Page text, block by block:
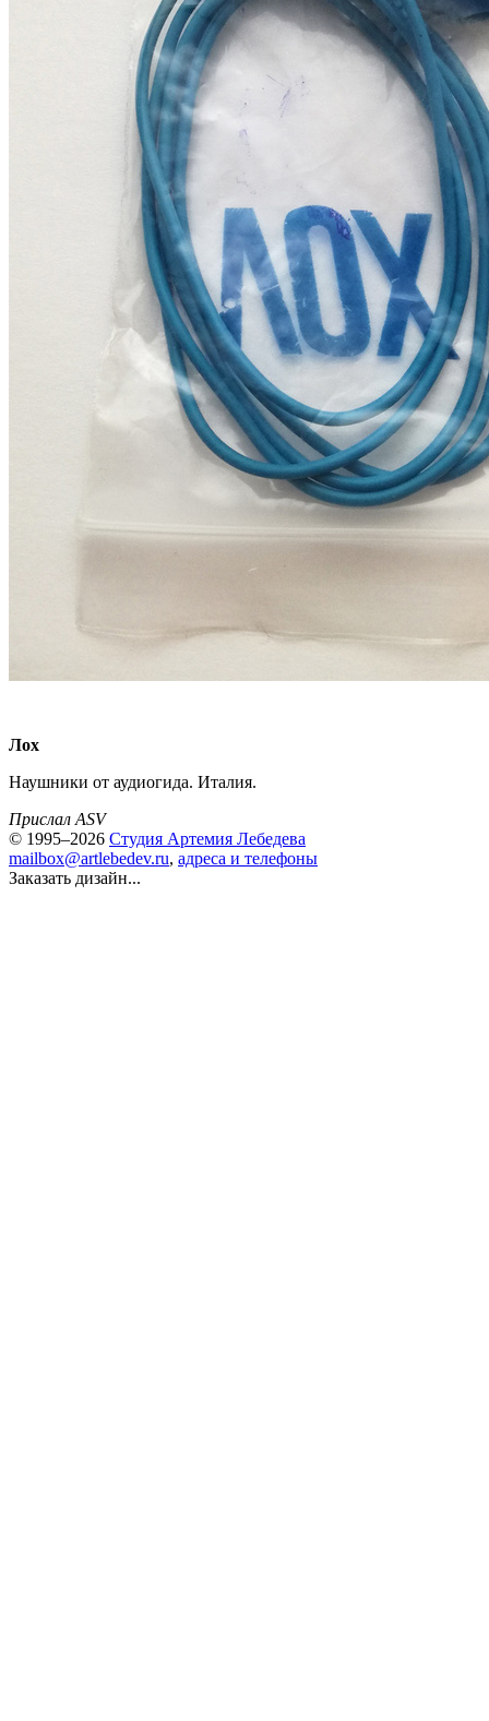
Лох
Наушники от аудиогида. Италия.
Прислал ASV
© 1995–2026 Студия Артемия Лебедева
mailbox@artlebedev.ru, адреса и телефоны
Заказать дизайн...